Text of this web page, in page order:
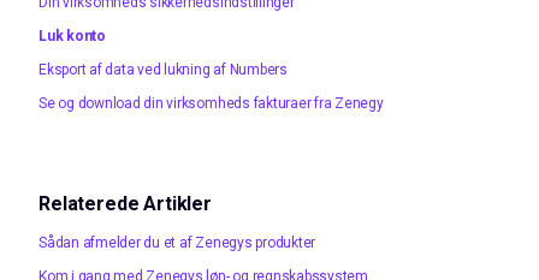
Luk konto
Eksport af data ved lukning af Numbers
Se og download din virksomheds fakturaer fra Zenegy
Relaterede Artikler
Sådan afmelder du et af Zenegys produkter
Kom i gang med Zenegys løn- og regnskabssystem